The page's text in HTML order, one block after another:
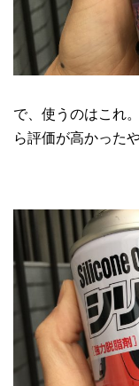
で、使うのはこれ
ら評価が高かったや